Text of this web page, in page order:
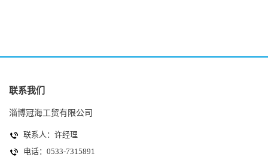
联系我们
淄博冠海工贸有限公司
联系人：许经理
电话：0533-7315891